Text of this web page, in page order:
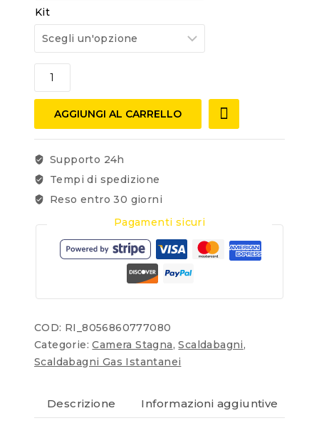
Kit
AGGIUNGI AL CARRELLO
Supporto 24h
Tempi di spedizione
Reso entro 30 giorni
Pagamenti sicuri
COD: RI_8056860777080
Categorie:Camera Stagna,Scaldabagni,
Scaldabagni Gas Istantanei
Descrizione Informazioni aggiuntive